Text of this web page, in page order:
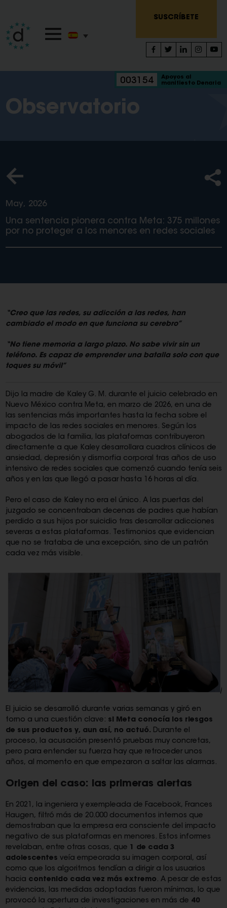
SUSCRÍBETE
003154
Apoyos al
manifiesto Denaria
Observatorio
May, 2026
Una sentencia pionera contra Meta: 375 millones
por no proteger a los menores en redes sociales
“Creo que las redes, su adicción a las redes, han
cambiado el modo en que funciona su cerebro”
“No tiene memoria a largo plazo. No sabe vivir sin un
teléfono. Es capaz de emprender una batalla solo con que
toques su móvil”
Dijo la madre de Kaley G. M. durante el juicio celebrado en
Nuevo México contra Meta, en marzo de 2026, en una de
las sentencias más importantes hasta la fecha sobre el
impacto de las redes sociales en menores. Según los
abogados de la familia, las plataformas contribuyeron
directamente a que Kaley desarrollara cuadros clínicos de
ansiedad, depresión y dismorfia corporal tras años de uso
intensivo de redes sociales que comenzó cuando tenía seis
años y en las que llegó a pasar hasta 16 horas al día.
Pero el caso de Kaley no era el único. A las puertas del
juzgado se concentraban decenas de padres que habían
perdido a sus hijos por suicidio tras desarrollar adicciones
severas a estas plataformas. Testimonios que evidencian
que no se trataba de una excepción, sino de un patrón
cada vez más visible.
El juicio se desarrolló durante varias semanas y giró en
torno a una cuestión clave: si Meta conocía los riesgos
de sus productos y, aun así, no actuó. Durante el
proceso, la acusación presentó pruebas muy concretas,
pero para entender su fuerza hay que retroceder unos
años, al momento en que empezaron a saltar las alarmas.
Origen del caso: las primeras alertas
En 2021, la ingeniera y exempleada de Facebook, Frances
Haugen, filtró más de 20.000 documentos internos que
demostraban que la empresa era consciente del impacto
negativo de sus plataformas en menores. Estos informes
revelaban, entre otras cosas, que 1 de cada 3
adolescentes veía empeorada su imagen corporal, así
como que los algoritmos tendían a dirigir a los usuarios
hacia contenido cada vez más extremo . A pesar de estas
evidencias, las medidas adoptadas fueron mínimas, lo que
provocó la apertura de investigaciones en más de 40